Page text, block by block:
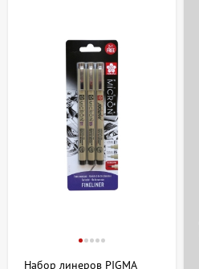
Набор линеров PIGMA